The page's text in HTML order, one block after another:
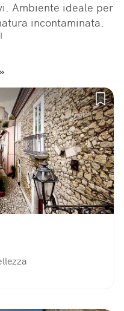
Ambiente ideale per
incontaminata.